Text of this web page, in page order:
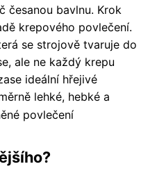
česanou bavlnu. Krok
krepového povlečení.
se strojově tvaruje do
ale ne každý krepu
ideální hřejivé
lehké, hebké a